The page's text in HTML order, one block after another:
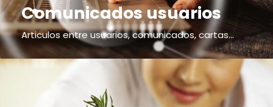
Comunicados usuarios
Articulos entre usuarios, comunicados, cartas...